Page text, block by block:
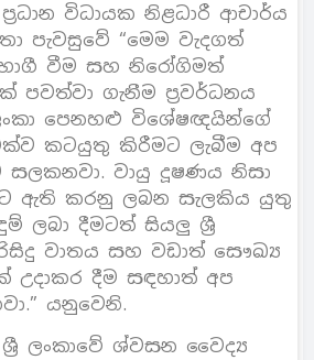
ප්‍රධාන විධායක නිළධාරී ආචාර්ය
පැවසුවේ “මෙම වැදගත්
වීම සහ නිරෝගිමත්
ගැනීම ප්‍රවර්ධනය
පෙනහළු විශේෂඥයින්ගේ
කටයුතු කිරීමට ලැබීම අප
වායු දූෂණය නිසා
ඇති කරනු ලබන සැලකිය යුතු
ලබා දීමටත් සියලු ශ්‍රී
වාතය සහ වඩාත් සෞඛ්‍ය
දීම සඳහාත් අප
යනුවෙනි.
ලංකාවේ ශ්වසන වෛද්‍ය